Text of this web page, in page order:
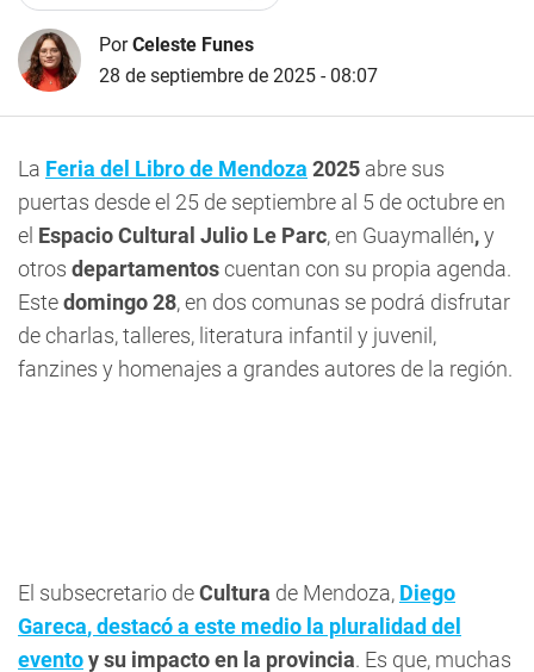
PorCeleste Funes
28 de septiembre de 2025 - 08:07
La Feria del Libro de Mendoza 2025 abre sus
puertas desde el 25 de septiembre al 5 de octubre en
el Espacio Cultural Julio Le Parc, en Guaymallén,y
otros departamentoscuentan con su propia agenda.
Estedomingo 28, en dos comunas se podrá disfrutar
de charlas, talleres, literatura infantil y juvenil,
fanzines y homenajes a grandes autores de la región.
El subsecretario deCultura de Mendoza, Diego
Gareca, destacó a este medio la pluralidad del
eventoy su impacto en la provincia. Es que, muchas